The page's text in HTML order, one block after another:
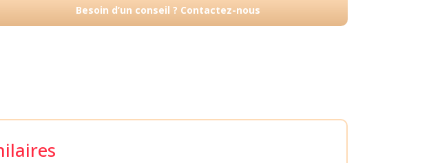
Besoin d’un conseil ? Contactez-nous